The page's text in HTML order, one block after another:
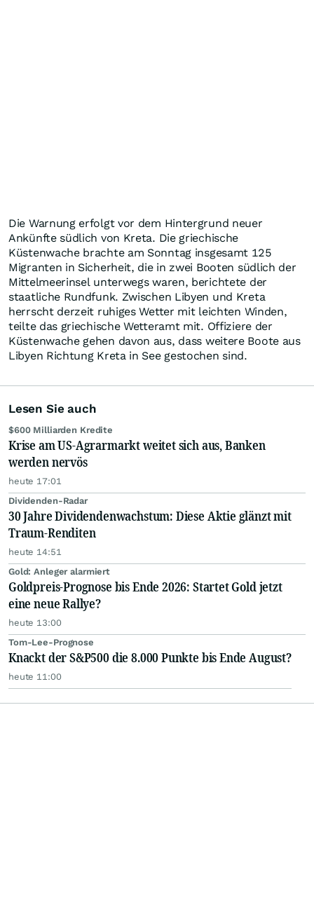
Die Warnung erfolgt vor dem Hintergrund neuer
Ankünfte südlich von Kreta. Die griechische
Küstenwache brachte am Sonntag insgesamt 125
Migranten in Sicherheit, die in zwei Booten südlich der
Mittelmeerinsel unterwegs waren, berichtete der
staatliche Rundfunk. Zwischen Libyen und Kreta
herrscht derzeit ruhiges Wetter mit leichten Winden,
teilte das griechische Wetteramt mit. Offiziere der
Küstenwache gehen davon aus, dass weitere Boote aus
Libyen Richtung Kreta in See gestochen sind.
Lesen Sie auch
$600 Milliarden Kredite
Krise am US-Agrarmarkt weitet sich aus, Banken
werden nervös
heute 17:01
Dividenden-Radar
30 Jahre Dividendenwachstum: Diese Aktie glänzt mit
Traum-Renditen
heute 14:51
Gold: Anleger alarmiert
Goldpreis-Prognose bis Ende 2026: Startet Gold jetzt
eine neue Rallye?
heute 13:00
Tom-Lee-Prognose
Knackt der S&P500 die 8.000 Punkte bis Ende August?
heute 11:00